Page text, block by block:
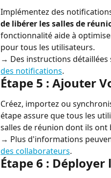
Implémentez des
de libérer les salles de
fonctionnalité aide à
pour tous les utilisateurs.
→ Des instructions
des notifications.
Étape 5 : Ajouter
Créez, importez ou
étape assure que tous les
salles de réunion dont ils ont
→ Plus d'informations
des collaborateurs.
Étape 6 :